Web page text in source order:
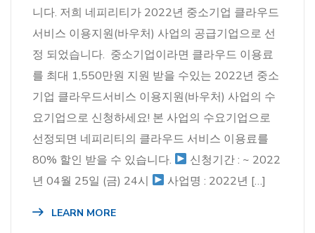
니다. 저희 네피리티가 2022년 중소기업 클라우드
서비스 이용지원(바우처) 사업의 공급기업으로 선
정 되었습니다. 중소기업이라면 클라우드 이용료
를 최대 1,550만원 지원 받을 수있는 2022년 중소
기업 클라우드서비스 이용지원(바우처) 사업의 수
요기업으로 신청하세요! 본 사업의 수요기업으로
선정되면 네피리티의 클라우드 서비스 이용료를
80% 할인 받을 수 있습니다.
신청기간 : ~ 2022
년 04월 25일 (금) 24시
사업명 : 2022년 […]
LEARN MORE